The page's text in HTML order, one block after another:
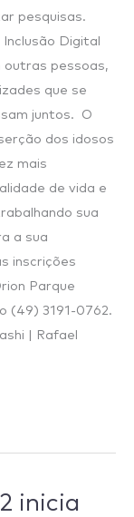
pesquisas.
Digital
outras pessoas,
que se
juntos. O
dos idosos
mais
de vida e
sua
a sua
inscrições
Parque
(49) 3191-0762.
| Rafael
inicia